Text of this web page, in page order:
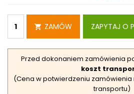
ZAMÓW ZAPYTAJ O
Przed dokonaniem zamówienia
koszt
(Cena w potwierdzeniu
transportu)